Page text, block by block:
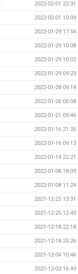
2022-02-01 22:31
2022-02-01 10:09
2022-01-29 17:54
2022-01-29 10:08
2022-01-29 10:02
2022-01-29 09:23
2022-01-28 09:14
2022-01-26 00:08
2022-01-21 09:46
2022-01-16 21:35
2022-01-16 09:13
2022-01-14 22:21
2022-01-08 18:09
2022-01-08 11:24
2021-12-25 13:31
2021-12-25 12:40
2021-12-18 22:18
2021-12-18 20:26
2021-12-04 10:46
2021-12-03 16:49